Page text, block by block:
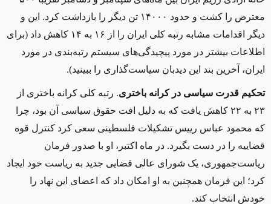
معترض را کشت و حدود ۱۴۰۰۰ تن دیگر را بازداشت کرد. این و
دیگر اقدامات مشابه رتبه کلی ایران را از ۱۶ به ۱۴ کاهش داد (برای
اطلاعات بیشتر در مورد پیچیدگی‌های سیستم رتبه‌بندی در مورد
ایران، آخرین بند این دیدبان سیاست‌گذاری را ببینید).
تحکیم قدرت سیاسی در کرانه باختری. رتبه کلی کرانه باختری از
۲۳ به ۲۲ کاهش یافت که به دلیل افت حقوق سیاسی آن بود، چرا
که محمود عباس رییس تشکیلات فلسطینی سعی کرد کنترل قوه
قضاییه را در دست بگیرد. در ماه اکتبر، او با صدور فرمان
ریاست‌جمهوری، یک شورای عالی قضایی جدید به ریاست خود ایجاد
کرد؛ این فرمان همچنین به او امکان داد که اعضای این نهاد را
خودش انتخاب کند.